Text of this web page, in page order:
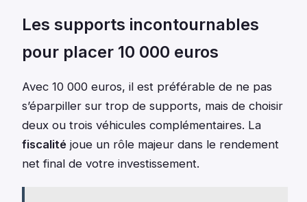
Les supports incontournables
pour placer 10 000 euros
Avec 10 000 euros, il est préférable de ne pas
s’éparpiller sur trop de supports, mais de choisir
deux ou trois véhicules complémentaires. La
fiscalité joue un rôle majeur dans le rendement
net final de votre investissement.